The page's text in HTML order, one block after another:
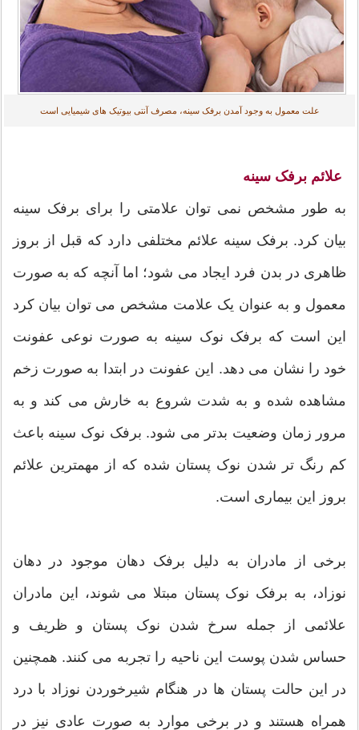
علت معمول به وجود آمدن برفک سینه، مصرف آنتی بیوتیک های شیمیایی است
علائم برفک سینه
به طور مشخص نمی توان علامتی را برای برفک سینه
بیان کرد. برفک سینه علائم مختلفی دارد که قبل از بروز
ظاهری در بدن فرد ایجاد می شود؛ اما آنچه که به صورت
معمول و به عنوان یک علامت مشخص می توان بیان کرد
این است که برفک نوک سینه به صورت نوعی عفونت
خود را نشان می دهد. این عفونت در ابتدا به صورت زخم
مشاهده شده و به شدت شروع به خارش می کند و به
مرور زمان وضعیت بدتر می شود. برفک نوک سینه باعث
کم رنگ تر شدن نوک پستان شده که از مهمترین علائم
بروز این بیماری است.
برخی از مادران به دلیل برفک دهان موجود در دهان
نوزاد، به برفک نوک پستان مبتلا می شوند، این مادران
علائمی از جمله سرخ شدن نوک پستان و ظریف و
حساس شدن پوست این ناحیه را تجربه می کنند. همچنین
در این حالت پستان ها در هنگام شیرخوردن نوزاد با درد
همراه هستند و در برخی موارد به صورت عادی نیز در